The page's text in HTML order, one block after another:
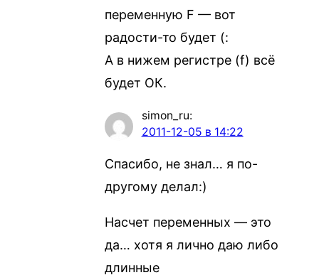
переменную F — вот
радости-то будет (:
А в нижем регистре (f) всё
будет ОК.
simon_ru:
2011-12-05 в 14:22
Спасибо, не знал… я по-
другому делал:)
Насчет переменных — это
да… хотя я лично даю либо
длинные